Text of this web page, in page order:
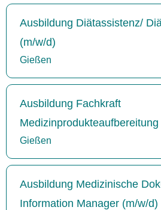
Ausbildung Diätassistenz/
(m/w/d)
Gießen
Ausbildung Fachkraft
Gießen
Ausbildung Medizinische
Information Manager (m/w/d)